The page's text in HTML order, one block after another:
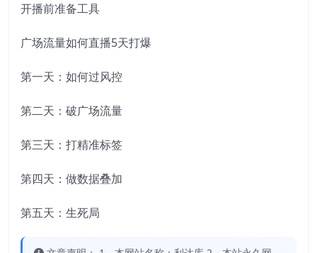
开播前准备工具
广场流量如何直播5天打爆
第一天：如何过风控
第二天：破广场流量
第三天：打精准标签
第四天：做数据叠加
第五天：生死局